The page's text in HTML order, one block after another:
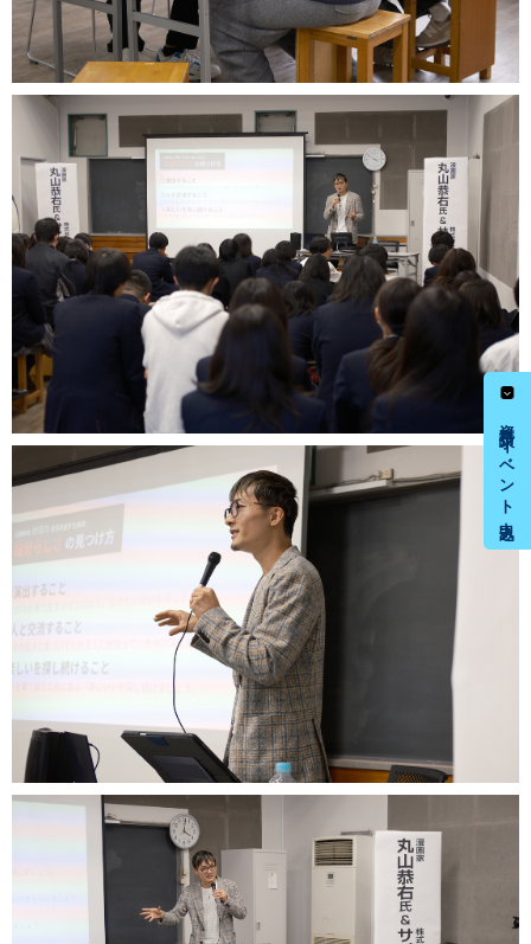
資料請求・イベント申込み